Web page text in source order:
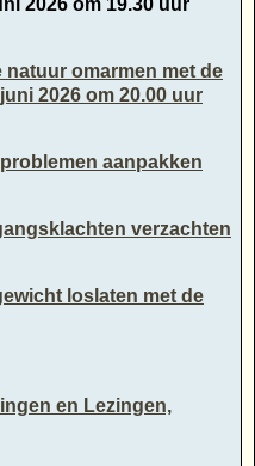
natuur omarmen met de
2026 om 20.00 uur
aanpakken
verzachten
loslaten met de
en Lezingen,